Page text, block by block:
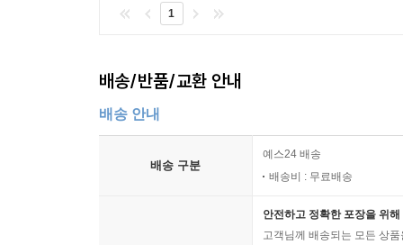
1
배송/반품/교환 안내
배송 안내
배송 구분
예스24 배송
배송비 : 무료배송
안전하고 정확한 포장을 위
고객님께 배송되는 모든 상